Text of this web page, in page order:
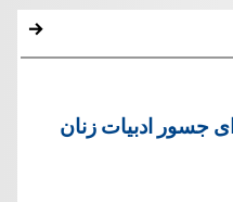
جسور ادبیات زنان